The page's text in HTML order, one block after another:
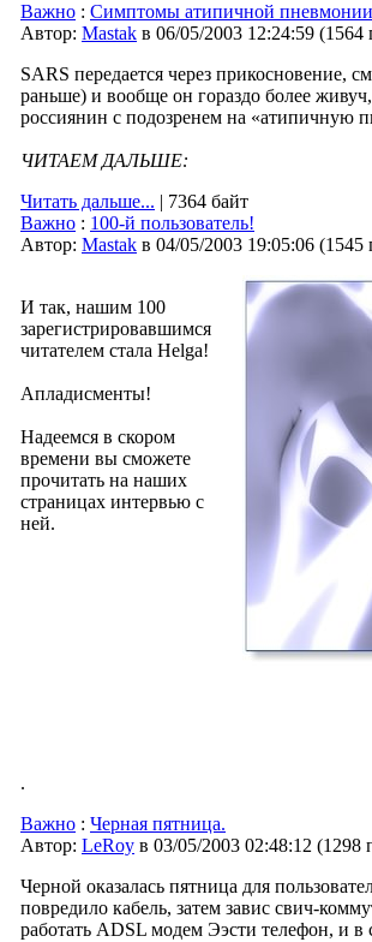
Важно : Симптомы атипичной
Автор: Мastak в 06/05/2003 12:24:59 (1564
SARS передается через прикосновение,
раньше) и вообще он гораздо более
россиянин с подозренем на «атипичную
ЧИТАЕМ ДАЛЬШЕ:
Читать дальше... | 7364 байт
Важно : 100-й пользователь!
Автор: Мastak в 04/05/2003 19:05:06 (1545
И так, нашим 100
зарегистрировавшимся
читателем стала Helga!
Апладисменты!
Надеемся в скором
времени вы сможете
прочитать на наших
страницах интервью с
ней.
.
Важно : Черная пятница.
Автор: LeRoy в 03/05/2003 02:48:12 (1298
Черной оказалась пятница для
повредило кабель, затем завис свич-
работать ADSL модем Ээсти телефон, и в